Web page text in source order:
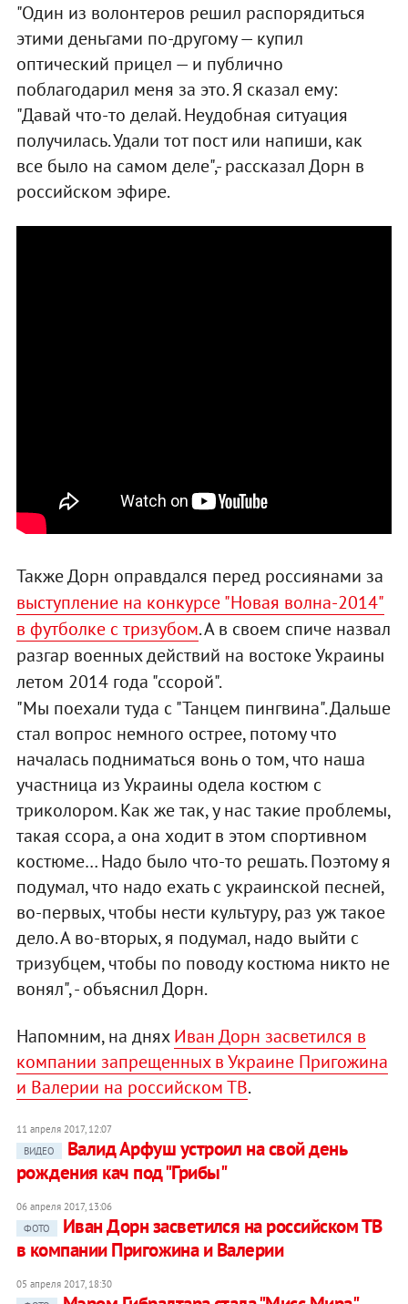
"Один из волонтеров решил распорядиться
этими деньгами по-другому — купил
оптический прицел — и публично
поблагодарил меня за это. Я сказал ему:
"Давай что-то делай. Неудобная ситуация
получилась. Удали тот пост или напиши, как
все было на самом деле",- рассказал Дорн в
российском эфире.
Также Дорн оправдался перед россиянами за
выступление на конкурсе "Новая волна-2014"
в футболке с тризубом. А в своем спиче назвал
разгар военных действий на востоке Украины
летом 2014 года "ссорой".
"Мы поехали туда с "Танцем пингвина". Дальше
стал вопрос немного острее, потому что
началась подниматься вонь о том, что наша
участница из Украины одела костюм с
триколором. Как же так, у нас такие проблемы,
такая ссора, а она ходит в этом спортивном
костюме… Надо было что-то решать. Поэтому я
подумал, что надо ехать с украинской песней,
во-первых, чтобы нести культуру, раз уж такое
дело. А во-вторых, я подумал, надо выйти с
тризубцем, чтобы по поводу костюма никто не
вонял", - объяснил Дорн.
Напомним, на дняхИван Дорн засветился в
компании запрещенных в Украине Пригожина
и Валерии на российском ТВ.
11 апреля 2017, 12:07
ВИДЕО
Валид Арфуш устроил на свой день
рождения кач под "Грибы"
06 апреля 2017, 13:06
ФОТО
Иван Дорн засветился на российском ТВ
в компании Пригожина и Валерии
05 апреля 2017, 18:30